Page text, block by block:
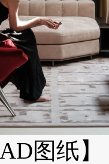
图纸】